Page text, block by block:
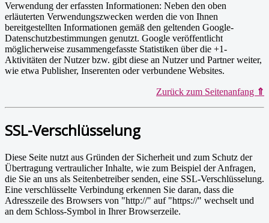
Verwendung der erfassten Informationen: Neben den oben
erläuterten Verwendungszwecken werden die von Ihnen
bereitgestellten Informationen gemäß den geltenden Google-
Datenschutzbestimmungen genutzt. Google veröffentlicht
möglicherweise zusammengefasste Statistiken über die +1-
Aktivitäten der Nutzer bzw. gibt diese an Nutzer und Partner weiter,
wie etwa Publisher, Inserenten oder verbundene Websites.
Zurück zum Seitenanfang ⇑
SSL-Verschlüsselung
Diese Seite nutzt aus Gründen der Sicherheit und zum Schutz der
Übertragung vertraulicher Inhalte, wie zum Beispiel der Anfragen,
die Sie an uns als Seitenbetreiber senden, eine SSL-Verschlüsselung.
Eine verschlüsselte Verbindung erkennen Sie daran, dass die
Adresszeile des Browsers von "http://" auf "https://" wechselt und
an dem Schloss-Symbol in Ihrer Browserzeile.